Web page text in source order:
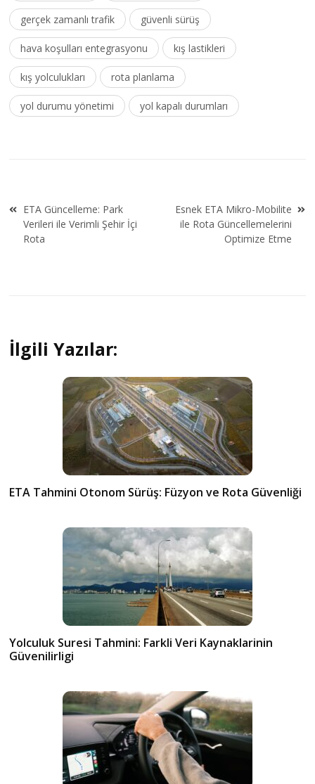
gerçek zamanlı trafik güvenli sürüş
hava koşulları entegrasyonu kış lastikleri
kış yolculukları rota planlama
yol durumu yönetimi yol kapalı durumları
Yazı
gezinmesi
ETA Güncelleme: Park
Verileri ile Verimli Şehir İçi
Rota
Esnek ETA Mikro-Mobilite
ile Rota Güncellemelerini
Optimize Etme
İlgili Yazılar:
ETA Tahmini Otonom Sürüş: Füzyon ve Rota Güvenliği
Yolculuk Suresi Tahmini: Farkli Veri Kaynaklarinin
Güvenilirligi